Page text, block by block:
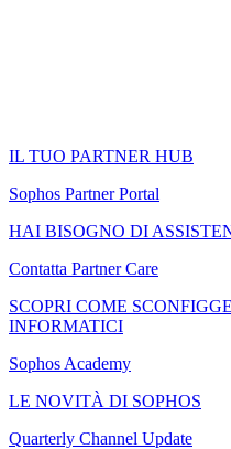
IL TUO PARTNER HUB
Sophos Partner Portal
HAI BISOGNO DI
Contatta Partner Care
SCOPRI COME
INFORMATICI
Sophos Academy
LE NOVITÀ DI SOPHOS
Quarterly Channel Update